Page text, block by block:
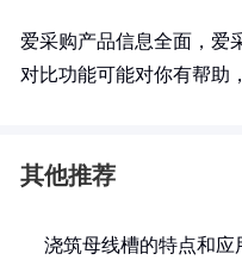
爱采购产品信息全面，爱
对比功能可能对你有帮助
其他推荐
浇筑母线槽的特点和应